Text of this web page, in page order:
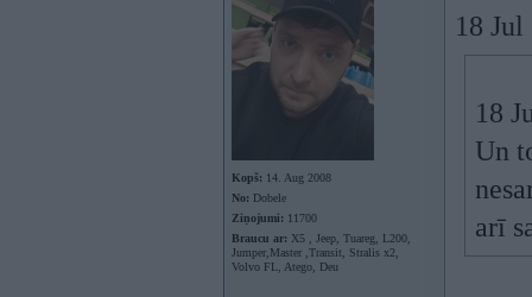
Kopš: 14. Aug 2008
No: Dobele
Ziņojumi: 11700
Braucu ar: X5 , Jeep, Tuareg, L200,
Jumper,Master ,Transit, Stralis x2,
Volvo FL, Atego, Deu
18
18
Un
arī